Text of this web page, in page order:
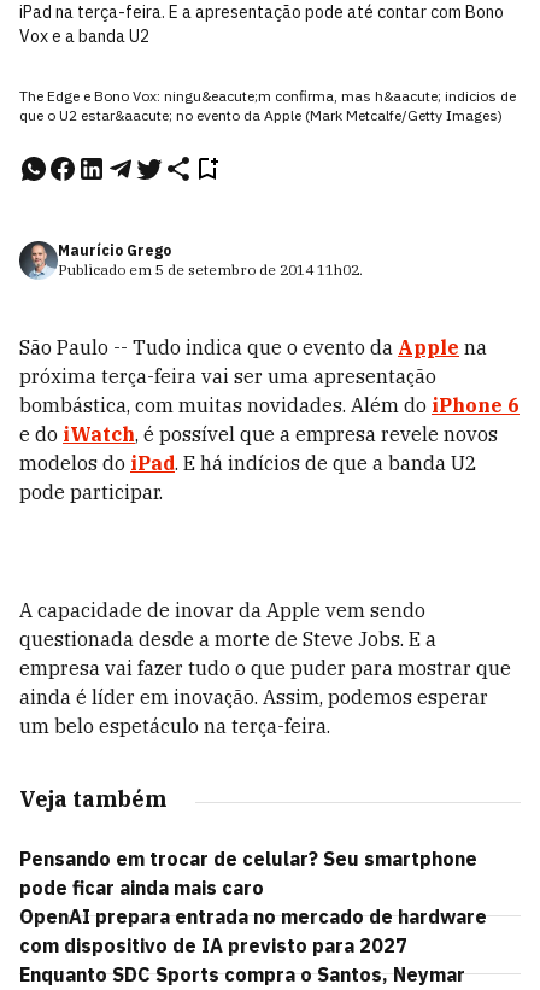
iPad na terça-feira. E a apresentação pode até contar com Bono
Vox e a banda U2
The Edge e Bono Vox: ningu&eacute;m confirma, mas h&aacute; indicios de
que o U2 estar&aacute; no evento da Apple (Mark Metcalfe/Getty Images)
Maurício Grego
Publicado em 5 de setembro de 2014 11h02.
São Paulo -- Tudo indica que o evento da Apple na
próxima terça-feira vai ser uma apresentação
bombástica, com muitas novidades. Além do iPhone 6
e do iWatch, é possível que a empresa revele novos
modelos do iPad. E há indícios de que a banda U2
pode participar.
A capacidade de inovar da Apple vem sendo
questionada desde a morte de Steve Jobs. E a
empresa vai fazer tudo o que puder para mostrar que
ainda é líder em inovação. Assim, podemos esperar
um belo espetáculo na terça-feira.
Veja também
Pensando em trocar de celular? Seu smartphone
pode ficar ainda mais caro
OpenAI prepara entrada no mercado de hardware
com dispositivo de IA previsto para 2027
Enquanto SDC Sports compra o Santos, Neymar